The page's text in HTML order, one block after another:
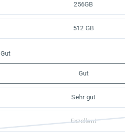
256GB
512 GB
Gut
Gut
Sehr gut
Exzellent